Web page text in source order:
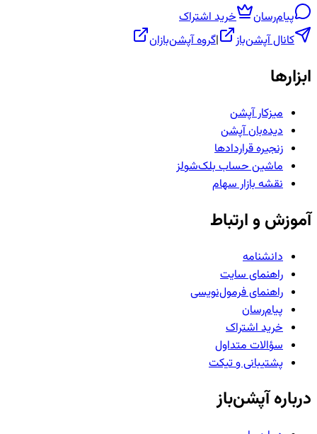
پیام‌رسان
خرید اشتراک
کانال آپشن‌باز
|گروه آپشن‌بازان
ابزارها
میزکار آپشن
دیده‌بان آپشن
زنجیره قراردادها
ماشین حساب بلک‌شولز
نقشه بازار سهام
آموزش و ارتباط
دانشنامه
راهنمای سایت
راهنمای فرمول‌نویسی
پیام‌رسان
خرید اشتراک
سؤالات متداول
پشتیبانی و تیکت
درباره آپشن‌باز